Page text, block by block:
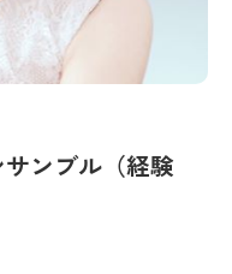
ンブル（経験